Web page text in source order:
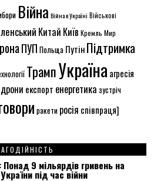
Війна Війна в Україні Військові
Китай Київ Кремль Мир
ПУП Польща ПутінПідтримка
ТрампУкраїна агресія
дрони експорт енергетика зустріч
ракети росія співпраця]
Понад 9 мільярдів гривень на
під час війни